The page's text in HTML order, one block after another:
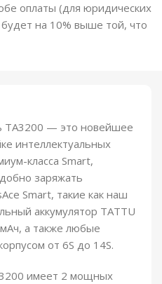
оплаты (для юридических
на 10% выше той, что
TA3200 — это новейшее
интеллектуальных
класса Smart,
заряжать
Smart, такие как наш
аккумулятор TATTU
а также любые
от 6S до 14S.
имеет 2 мощных